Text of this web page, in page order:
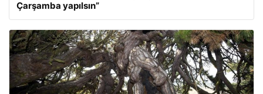
Çarşamba yapılsın”